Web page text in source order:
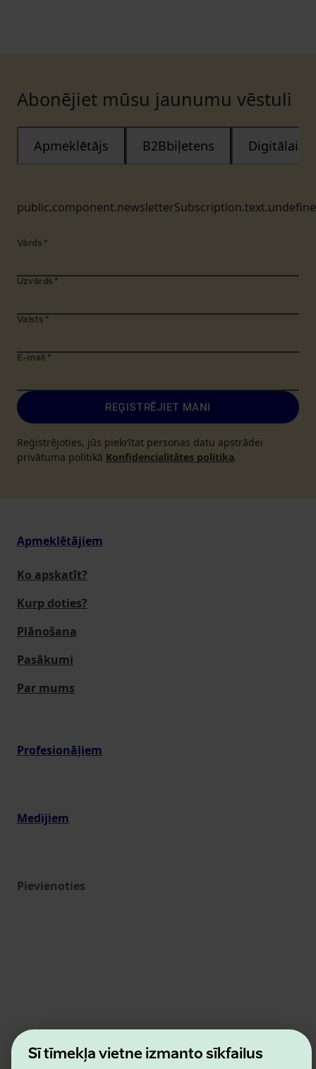
Šī tīmekļa vietne izmanto sīkfailus
Abonējiet mūsu jaunumu vēstuli
Apmeklētājs B2Bbiļetens Digitālais
Vārds *
Uzvārds *
Valsts *
E-mail *
REĢISTRĒJIET MANI
Reģistrējoties, jūs piekrītat personas datu apstrādei
privātuma politikā Konfidencialitātes politika.
Apmeklētājiem
Ko apskatīt?
Kurp doties?
Plānošana
Pasākumi
Par mums
Profesionāļiem
Medijiem
Pievienoties
Estonian Business and Innovation Agency
Kontakti